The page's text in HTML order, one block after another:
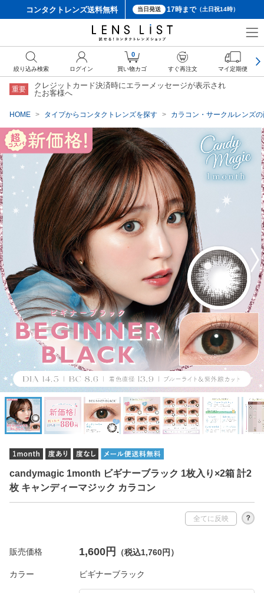
コンタクトレンズ送料無料 当日発送 17時まで（土日祝14時）
重要
クレジットカード決済時にエラーメッセージが表示され
たお客様へ
HOME タイプからコンタクトレンズを探す カラコン・サークルレンズ
candymagic 1month ビギナーブラック 1枚入り×2箱 計2
枚 キャンディーマジック カラコン
全てに反映 ？
販売価格 1,600円 （税込1,760円）
カラー
絞り込み検索 ログイン
0
買い物カゴ すぐ再注文 マイ定期便
クーポン詳細